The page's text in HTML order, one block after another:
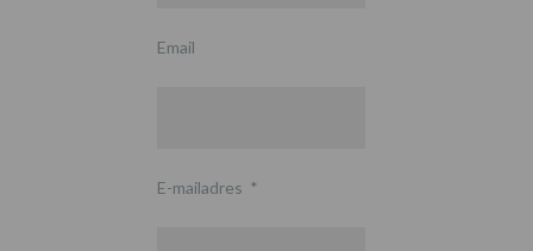
Email
E-mailadres *